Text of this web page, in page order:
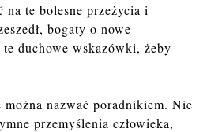
na te bolesne przeżycia i
bogaty o nowe
duchowe wskazówki, żeby
nazwać poradnikiem. Nie
przemyślenia człowieka,